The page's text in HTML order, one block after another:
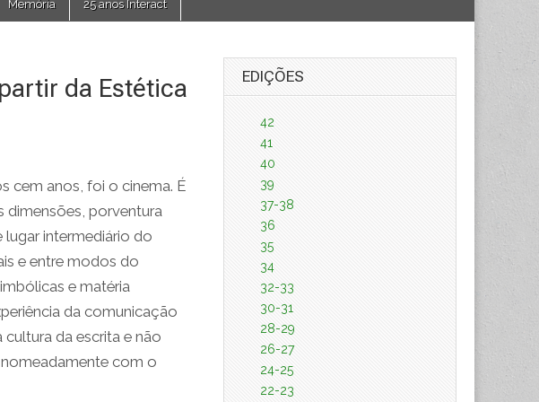
Memória 25 anos Interact
da Estética
cem anos, foi o cinema. É
dimensões, porventura
lugar intermediário do
e entre modos do
e matéria
da comunicação
cultura da escrita e não
nomeadamente com o
EDIÇÕES
42
41
40
39
37-38
36
35
34
32-33
30-31
28-29
26-27
24-25
22-23